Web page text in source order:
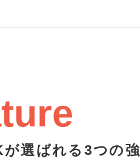
選ばれる3つの